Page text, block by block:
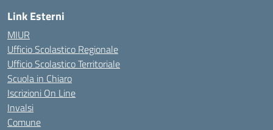
Link Esterni
MIUR
Ufficio Scolastico Regionale
Ufficio Scolastico Territoriale
Scuola in Chiaro
Iscrizioni On Line
Invalsi
Comune